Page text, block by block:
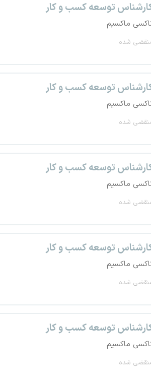
توسعه کسب و کار
ماکسیم
شده
توسعه کسب و کار
ماکسیم
شده
توسعه کسب و کار
ماکسیم
شده
توسعه کسب و کار
ماکسیم
شده
توسعه کسب و کار
ماکسیم
شده